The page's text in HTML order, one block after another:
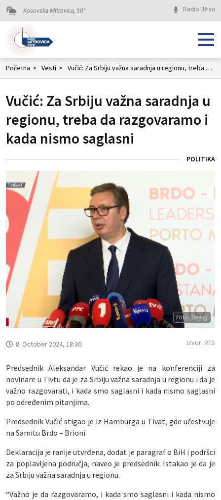
Kosovska Mitrovica, 30° Radio Uživo
Početna > Vesti > Vučić: Za Srbiju važna saradnja u regionu, treba da razgovaramo i kada nismo saglasni
Vučić: Za Srbiju važna saradnja u
regionu, treba da razgovaramo i
kada nismo saglasni
POLITIKA
Foto: Tanjug
8. October 2024, 18:30 Izvor: RTS
Predsednik Aleksandar Vučić rekao je na konferenciji za
novinare u Tivtu da je za Srbiju važna saradnja u regionu i da je
važno razgovarati, i kada smo saglasni i kada nismo saglasni
po određenim pitanjima.
Predsednik Vučić stigao je iz Hamburga u Tivat, gde učestvuje
na Samitu Brdo – Brioni.
Deklaracija je ranije utvrđena, dodat je paragraf o BiH i podršci
za poplavljena područja, naveo je predsednik. Istakao je da je
za Srbiju važna saradnja u regionu.
“Važno je da razgovaramo, i kada smo saglasni i kada nismo